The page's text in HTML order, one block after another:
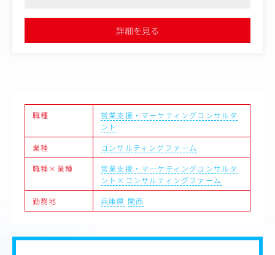
・カテゴリー／カテゴリーエントリーポイント（CEPs）リ
・マーケティング施策の実行支援（TVCM、デジタル広
告、動画チャンネル、PR、コンテンツなど、クリエイティ
ブ企画・ディレクション等）
(※リサーチ・戦略策定はsuswork社のカテゴリー戦略プロ
セスに則って進行)
詳細を見る
職種
営業支援・マーケティングコンサルタ
ント
業種
コンサルティングファーム
職種×業種
営業支援・マーケティングコンサルタ
ント×コンサルティングファーム
勤務地
兵庫県 関西